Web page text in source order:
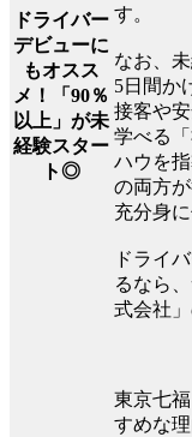
ドライバー
デビューに
もオスス
メ！「90％
以上」が未
経験スター
ト◎
す。
なお、
5日間か
接客や
学べる
ハウを
の両方
充分身
ドライ
るなら
式会社
東京七
すめな